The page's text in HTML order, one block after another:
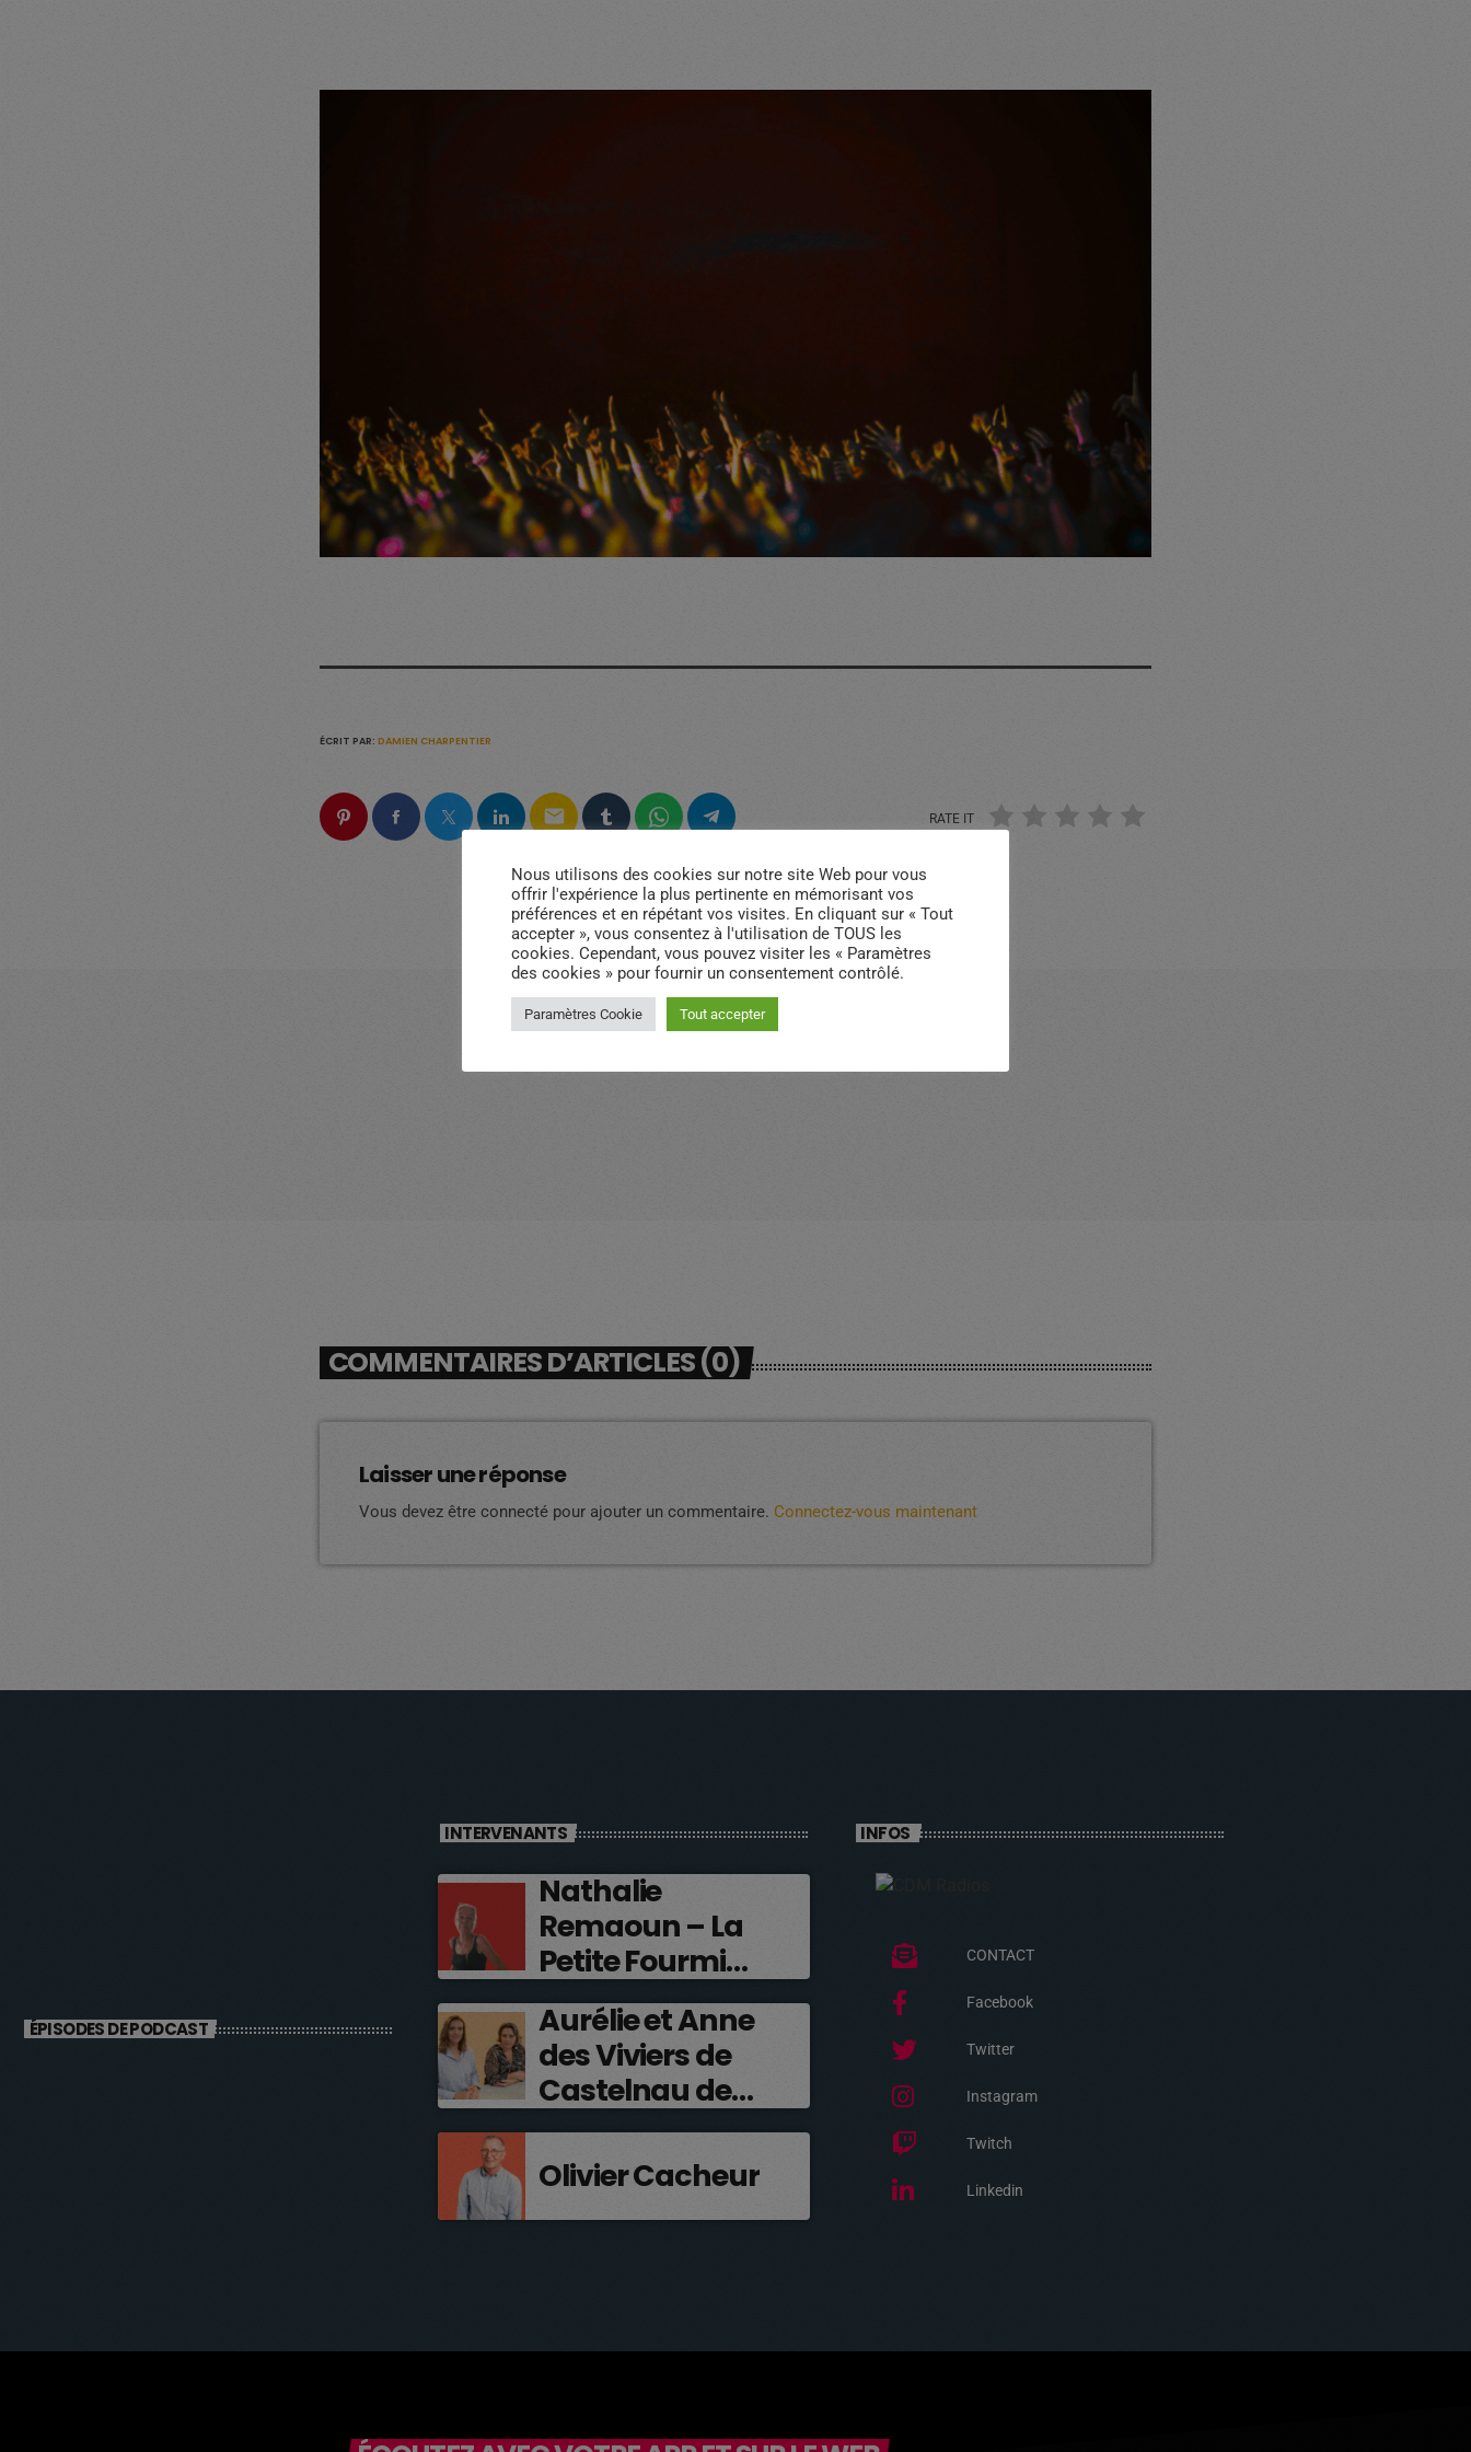
ÉCRIT PAR: DAMIEN CHARPENTIER
email RATE IT
COMMENTAIRES D’ARTICLES (0)
Laisser une réponse
Vous devez être connecté pour ajouter un commentaire. Connectez-vous maintenant
ÉPISODES DE PODCAST
INTERVENANTS
Nathalie
Remaoun – La
Petite Fourmi
Rouge
Aurélie et Anne
des Viviers de
Castelnau de
Médoc
Olivier Cacheur
INFOS
CONTACT
Facebook
Twitter
Instagram
Twitch
Linkedin
Nous utilisons des cookies sur notre site Web pour vous
offrir l'expérience la plus pertinente en mémorisant vos
préférences et en répétant vos visites. En cliquant sur « Tout
accepter », vous consentez à l'utilisation de TOUS les
cookies. Cependant, vous pouvez visiter les « Paramètres
des cookies » pour fournir un consentement contrôlé.
Paramètres Cookie Tout accepter